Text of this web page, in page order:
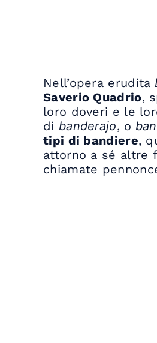
Nell’opera erudita
Saverio Quadrio,
loro doveri e le
di banderajo, o
tipi di bandiere,
attorno a sé altre
chiamate